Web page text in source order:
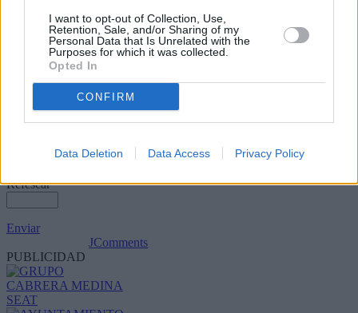
I want to opt-out of Collection, Use,
Retention, Sale, and/or Sharing of my
Personal Data that Is Unrelated with the
Purposes for which it was collected.
Opted In
CONFIRM
Data Deletion Data Access Privacy Policy
Refescar
Enviar
JComments
PUBLICIDAD